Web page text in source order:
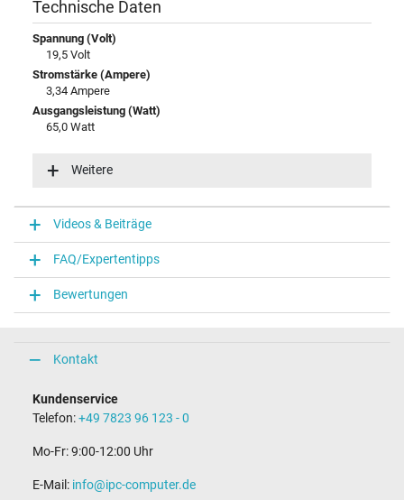
Technische Daten
Spannung (Volt)
19,5 Volt
Stromstärke (Ampere)
3,34 Ampere
Ausgangsleistung (Watt)
65,0 Watt
100-240V / 50-60Hz
Funktions-LED
Funktions-LED im Stecker
Notebook Stecker
Steckertyp / -form
rund / 180° gerade
9,5 mm
Ja
Länge Anschlusskabel (m) (ca.)
Weitere
Videos & Beiträge
FAQ/Expertentipps
Bewertungen
Kontakt
Kundenservice
Telefon:+49 7823 96 123 - 0
Mo-Fr: 9:00-12:00 Uhr
E-Mail: info@ipc-computer.de